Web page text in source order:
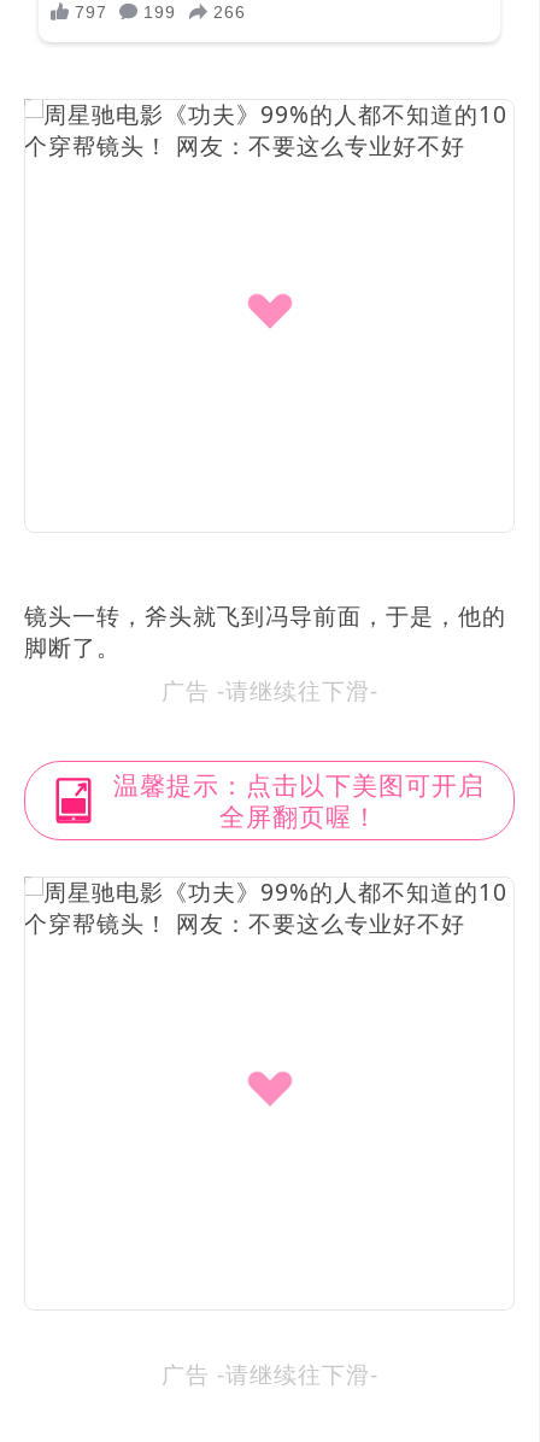
镜头一转，斧头就飞到冯导前面，于是，他的
脚断了。
广告 -请继续往下滑-
温馨提示：点击以下美图可开启
全屏翻页喔！
广告 -请继续往下滑-